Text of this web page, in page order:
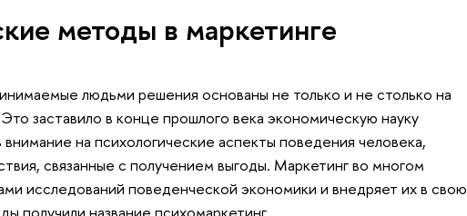
методы в маркетинге
людьми решения основаны не только и не столько на
заставило в конце прошлого века экономическую науку
на психологические аспекты поведения человека,
связанные с получением выгоды. Маркетинг во многом
исследований поведенческой экономики и внедряет их в свою
получили название психомаркетинг.